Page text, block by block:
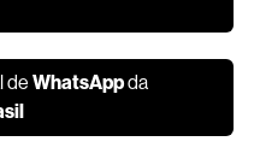
deWhatsAppda